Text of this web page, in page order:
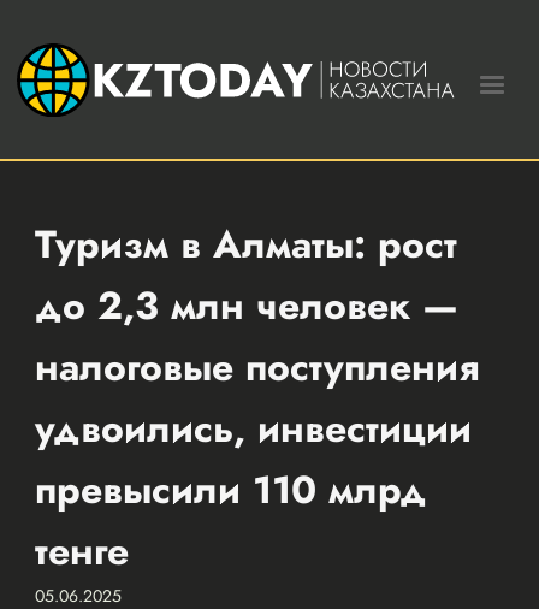
Туризм в Алматы: рост
до 2,3 млн человек —
налоговые поступления
удвоились, инвестиции
превысили 110 млрд
тенге
05.06.2025